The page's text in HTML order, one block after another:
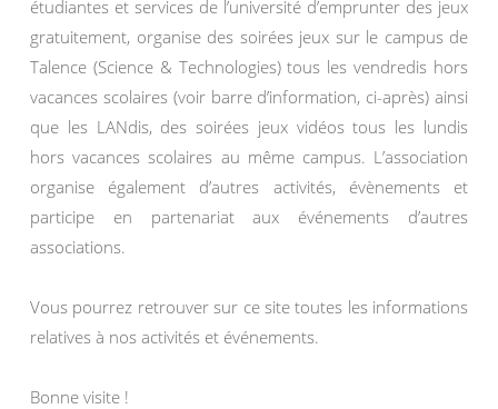
étudiantes et services de l’université d’emprunter des jeux
gratuitement, organise des soirées jeux sur le campus de
Talence (Science & Technologies) tous les vendredis hors
vacances scolaires (voir barre d’information, ci-après) ainsi
que les LANdis, des soirées jeux vidéos tous les lundis
hors vacances scolaires au même campus. L’association
organise également d’autres activités, évènements et
participe en partenariat aux événements d’autres
associations.
Vous pourrez retrouver sur ce site toutes les informations
relatives à nos activités et événements.
Bonne visite !